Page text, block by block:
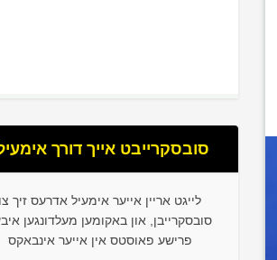
סובסקרייבט אייך דורך
לייגט אריין אייער אימעיל אדרעס זיך צו
סובסקרייבן, און באקומען מעלדונגען
פרישע פאוסטס אין אייער אינבאקס